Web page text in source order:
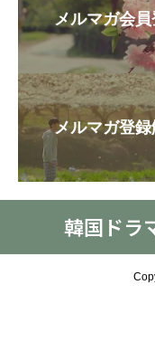
メルマガ会員
メルマガ登録
韓国ドラ